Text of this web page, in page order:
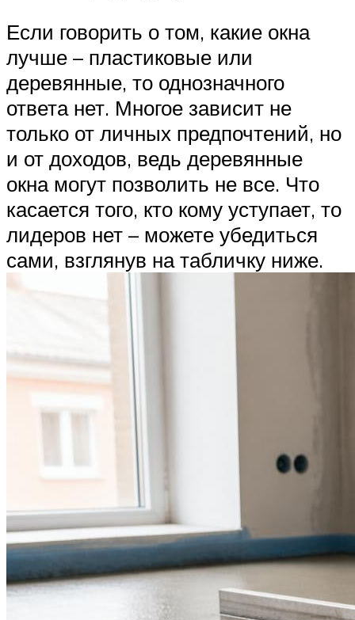
Если говорить о том, какие окна
лучше – пластиковые или
деревянные, то однозначного
ответа нет. Многое зависит не
только от личных предпочтений, но
и от доходов, ведь деревянные
окна могут позволить не все. Что
касается того, кто кому уступает, то
лидеров нет – можете убедиться
сами, взглянув на табличку ниже.